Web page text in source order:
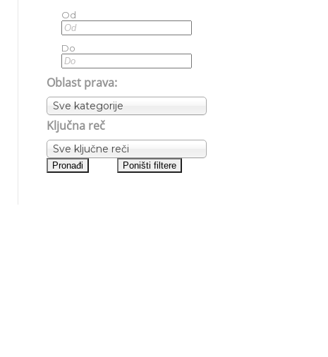
Od
Do
Oblast prava:
Sve kategorije
Ključna reč
Sve ključne reči